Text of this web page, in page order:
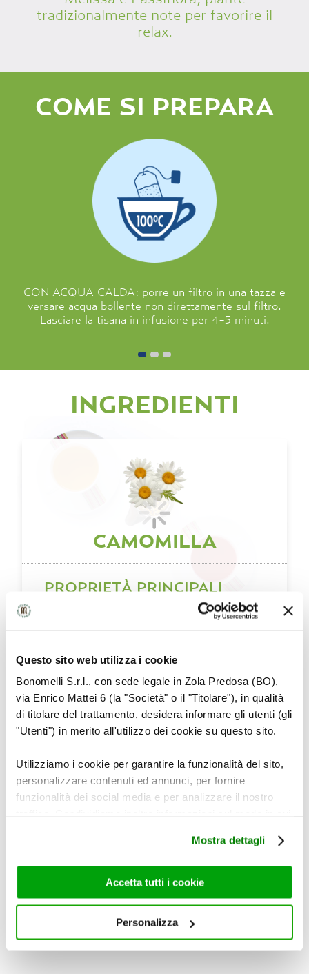
Questo sito web utilizza i cookie
Bonomelli S.r.l., con sede legale in Zola Predosa (BO),
via Enrico Mattei 6 (la "Società" o il "Titolare"), in qualità
di titolare del trattamento, desidera informare gli utenti (gli
"Utenti") in merito all'utilizzo dei cookie su questo sito.
Utilizziamo i cookie per garantire la funzionalità del sito,
personalizzare contenuti ed annunci, per fornire
funzionalità dei social media e per analizzare il nostro
di analisi dei dati web, pubblicità e social media, i quali
potrebbero combinarle con altre informazioni che ha
fornito loro o che hanno raccolto dal suo utilizzo dei loro
servizi. Per maggiori informazioni circa l’utilizzo dei
chiudere il banner, non verranno installati cookie sul tuo
Mostra dettagli
Accetta tutti i cookie
Personalizza
tradizionalmente note per favorire il
relax.
COME SI PREPARA
CON ACQUA CALDA: porre un filtro in una tazza e
versare acqua bollente non direttamente sul filtro.
Lasciare la tisana in infusione per 4-5 minuti.
INGREDIENTI
CAMOMILLA
PROPRIETÀ PRINCIPALI
Aiuta il rilassamento, inducendo il sonno,
·Favorisce una buona digestione anche